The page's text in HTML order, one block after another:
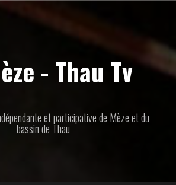
- Thau Tv
et participative de Mèze et du
bassin de Thau